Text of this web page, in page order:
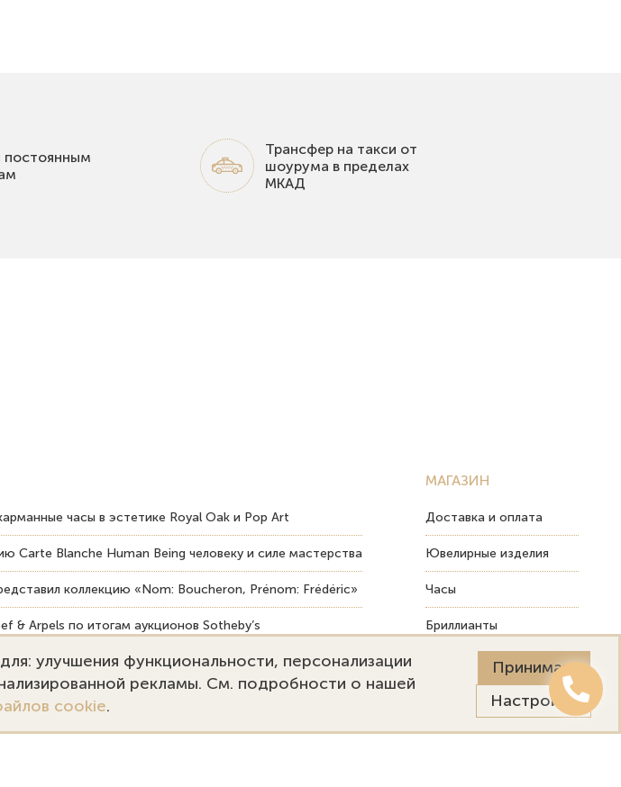
постоянным
Трансфер на такси от
шоурума в пределах
МКАД
часы в эстетике Royal Oak и Pop Art
Carte Blanche Human Being человеку и силе мастерства
коллекцию «Nom: Boucheron, Prénom: Frédéric»
& Arpels по итогам аукционов Sotheby’s
на долговечность ювелирных изделий
МАГАЗИН
Доставка и оплата
Ювелирные изделия
Часы
Бриллианты
Пост-продажный сервис
улучшения функциональности, персонализации
рекламы. См. подробности о нашей
cookie.
Принимаю
Настройки